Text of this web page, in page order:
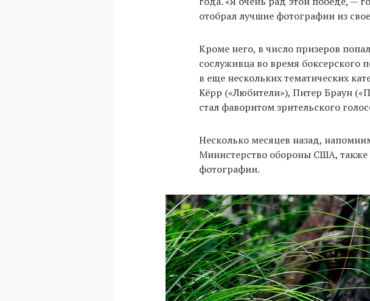
отобрал лучшие фотографии из
Кроме него, в число призеров
сослуживца во время боксерского
в еще нескольких тематических
Кёрр («Любители»), Питер Браун
стал фаворитом зрительского
Несколько месяцев назад,
Министерство обороны США,
фотографии.